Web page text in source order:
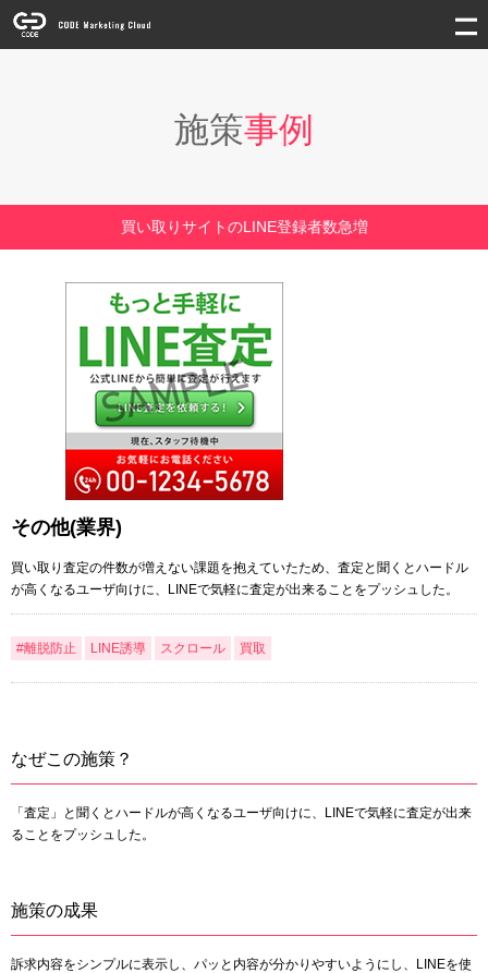
施策事例
買い取りサイトのLINE登録者数急増
その他(業界)
買い取り査定の件数が増えない課題を抱えていたため、査定と聞くとハードル
が高くなるユーザ向けに、LINEで気軽に査定が出来ることをプッシュした。
#離脱防止 LINE誘導 スクロール 買取
なぜこの施策？
「査定」と聞くとハードルが高くなるユーザ向けに、LINEで気軽に査定が出来
ることをプッシュした。
施策の成果
訴求内容をシンプルに表示し、パッと内容が分かりやすいようにし、LINEを使